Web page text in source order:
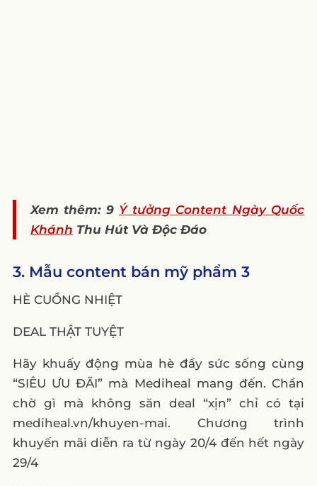
Xem thêm: 9 Ý tưởng Content Ngày Quốc
Khánh Thu Hút Và Độc Đáo
3. Mẫu content bán mỹ phẩm 3
HÈ CUỒNG NHIỆT
DEAL THẬT TUYỆT
Hãy khuấy động mùa hè đầy sức sống cùng
“SIÊU ƯU ĐÃI” mà Mediheal mang đến. Chần
chờ gì mà không săn deal “xịn” chỉ có tại
mediheal.vn/khuyen-mai. Chương trình
khuyến mãi diễn ra từ ngày 20/4 đến hết ngày
29/4